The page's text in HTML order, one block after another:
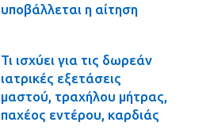
υποβάλλεται η αίτηση
Τι ισχύει για τις δωρεάν
ιατρικές εξετάσεις
μαστού, τραχήλου μήτρας,
παχέος εντέρου, καρδιάς